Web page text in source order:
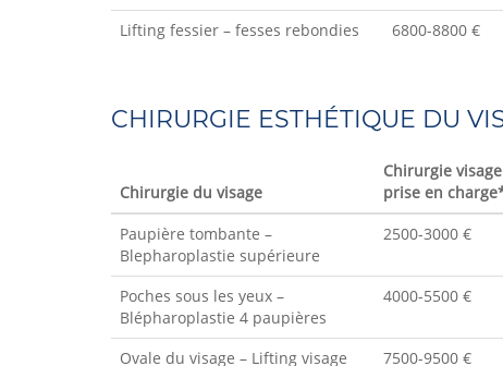
Lifting fessier – fesses rebondies
6800-8800 €
CHIRURGIE ESTHÉTIQUE DU
Chirurgie du visage
Chirurgie visage
prise en
Paupière tombante –
Blepharoplastie supérieure
2500-3000 €
Poches sous les yeux –
Blépharoplastie 4 paupières
4000-5500 €
Ovale du visage – Lifting visage
7500-9500 €